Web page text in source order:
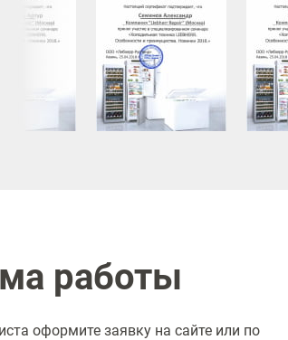
работы
оформите заявку на сайте или по